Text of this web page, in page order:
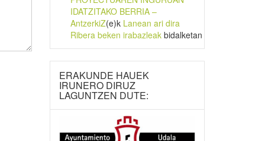
IDATZITAKO BERRIA –
AntzerkiZ(e)k Lanean ari dira
Ribera beken irabazleakbidalketan
ERAKUNDE HAUEK
IRUNERO DIRUZ
LAGUNTZEN DUTE: